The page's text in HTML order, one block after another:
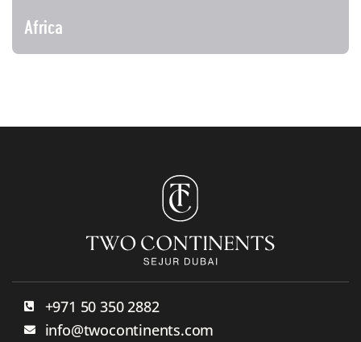
Africa
+971 50 350 2882
info@twocontinents.com